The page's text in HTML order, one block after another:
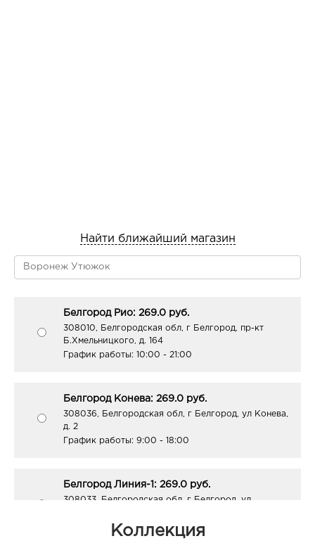
Найти ближайший магазин
Белгород Рио: 269.0 руб.
308010, Белгородская обл, г Белгород, пр-кт
Б.Хмельницкого, д. 164
График работы: 10:00 - 21:00
Белгород Конева: 269.0 руб.
308036, Белгородская обл, г Белгород, ул Конева,
д. 2
График работы: 9:00 - 18:00
Белгород Линия-1: 269.0 руб.
308033, Белгородская обл, г Белгород, ул
График работы:10:00 - 21:00
Коллекция